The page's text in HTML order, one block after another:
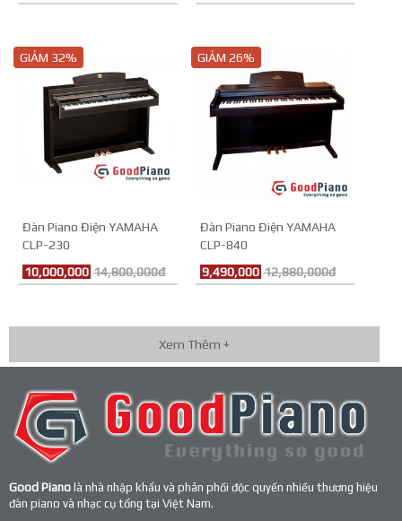
GIẢM 32%
Đàn Piano Điện YAMAHA
CLP-230
10,000,000 14,800,000đ
GIẢM 26%
Đàn Piano Điện YAMAHA
CLP-840
9,490,000 12,880,000đ
Xem Thêm +
Good Piano là nhà nhập khẩu và phân phối độc quyền nhiều thương hiệu
đàn piano và nhạc cụ tổng tại Việt Nam.